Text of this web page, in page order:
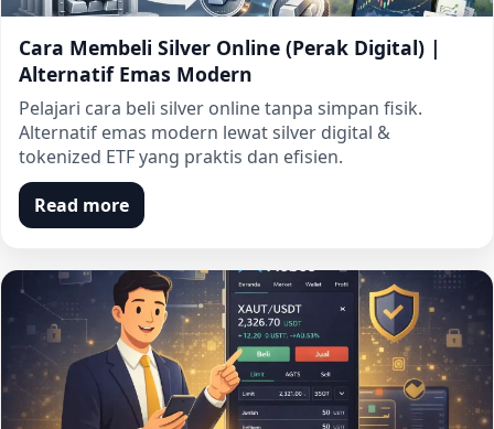
Cara Membeli Silver Online (Perak Digital) |
Alternatif Emas Modern
Pelajari cara beli silver online tanpa simpan fisik.
Alternatif emas modern lewat silver digital &
tokenized ETF yang praktis dan efisien.
Read more